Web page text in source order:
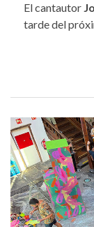
El cantautor
tarde del